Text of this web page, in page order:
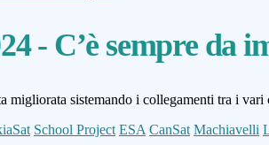
- C’è sempre da
migliorata sistemando i collegamenti tra i
School Project ESA CanSat Machiavelli